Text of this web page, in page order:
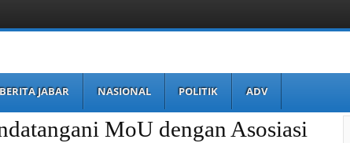
JABAR NASIONAL POLITIK ADV
MoU dengan Asosiasi